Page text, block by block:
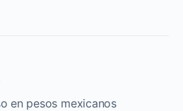
en pesos mexicanos